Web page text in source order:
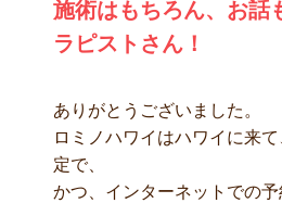
施術はもちろん、お話
ラピストさん！
ありがとうございました。
ロミノハワイはハワイに来
定で、
かつ、インターネットでの